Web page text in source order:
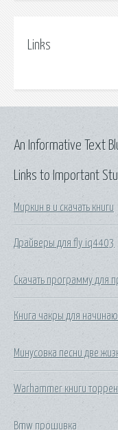
Links
Links to Important
Миркин в и скачать книги
Драйверы для fly iq4403
Скачать программу для
Книга чакры для
Минусовка песни две
Warhammer книги
Bmw прошивка
An Informative Text